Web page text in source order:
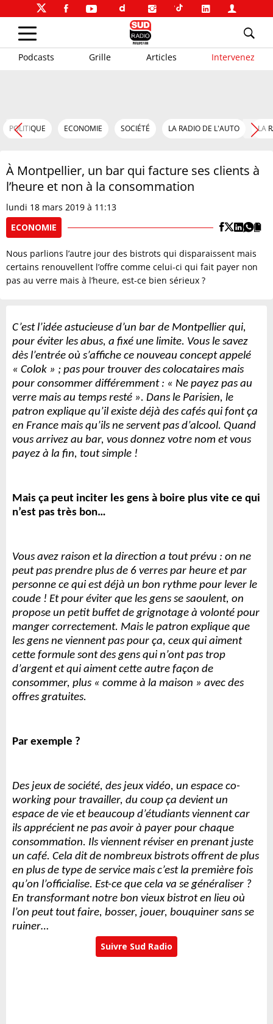
Podcasts Grille Articles Intervenez
POLITIQUE ECONOMIE SOCIÉTÉ LA RADIO DE L'AUTO LA
À Montpellier, un bar qui facture ses clients à
l’heure et non à la consommation
lundi 18 mars 2019 à 11:13
ECONOMIE
Nous parlions l’autre jour des bistrots qui disparaissent mais
certains renouvellent l’offre comme celui-ci qui fait payer non
pas au verre mais à l’heure, est-ce bien sérieux ?
C’est l’idée astucieuse d’un bar de Montpellier qui,
pour éviter les abus, a fixé une limite. Vous le savez
dès l’entrée où s’affiche ce nouveau concept appelé
« Colok » ; pas pour trouver des colocataires mais
pour consommer différemment : « Ne payez pas au
verre mais au temps resté ». Dans le Parisien, le
patron explique qu’il existe déjà des cafés qui font ça
en France mais qu’ils ne servent pas d’alcool. Quand
vous arrivez au bar, vous donnez votre nom et vous
payez à la fin, tout simple !
Mais ça peut inciter les gens à boire plus vite ce qui
n’est pas très bon…
Vous avez raison et la direction a tout prévu : on ne
peut pas prendre plus de 6 verres par heure et par
personne ce qui est déjà un bon rythme pour lever le
coude ! Et pour éviter que les gens se saoulent, on
propose un petit buffet de grignotage à volonté pour
manger correctement. Mais le patron explique que
les gens ne viennent pas pour ça, ceux qui aiment
cette formule sont des gens qui n’ont pas trop
d’argent et qui aiment cette autre façon de
consommer, plus « comme à la maison » avec des
offres gratuites.
Par exemple ?
Des jeux de société, des jeux vidéo, un espace co-
working pour travailler, du coup ça devient un
espace de vie et beaucoup d’étudiants viennent car
ils apprécient ne pas avoir à payer pour chaque
consommation. Ils viennent réviser en prenant juste
un café. Cela dit de nombreux bistrots offrent de plus
en plus de type de service mais c’est la première fois
qu’on l’officialise. Est-ce que cela va se généraliser ?
En transformant notre bon vieux bistrot en lieu où
l’on peut tout faire, bosser, jouer, bouquiner sans se
ruiner…
Suivre Sud Radio